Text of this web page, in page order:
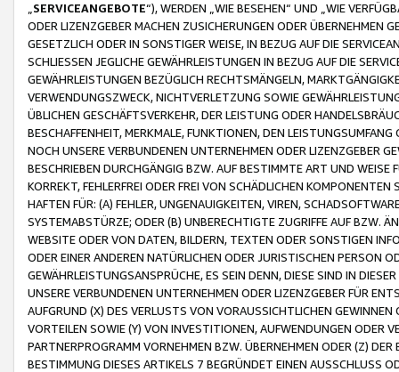
SERVICEANGEBOTE“), WERDEN „WIE BESEHEN“ UND „WIE
ODER LIZENZGEBER MACHEN ZUSICHERUNGEN ODER ÜBERNEHMEN
GESETZLICH ODER IN SONSTIGER WEISE, IN BEZUG AUF DIE
SCHLIESSEN JEGLICHE GEWÄHRLEISTUNGEN IN BEZUG AUF DIE
GEWÄHRLEISTUNGEN BEZÜGLICH RECHTSMÄNGELN,
VERWENDUNGSZWECK, NICHTVERLETZUNG SOWIE
ÜBLICHEN GESCHÄFTSVERKEHR, DER LEISTUNG ODER
BESCHAFFENHEIT, MERKMALE, FUNKTIONEN, DEN
NOCH UNSERE VERBUNDENEN UNTERNEHMEN ODER LIZENZGEBER
BESCHRIEBEN DURCHGÄNGIG BZW. AUF BESTIMMTE ART UND
KORREKT, FEHLERFREI ODER FREI VON SCHÄDLICHEN
HAFTEN FÜR: (A) FEHLER, UNGENAUIGKEITEN, VIREN,
SYSTEMABSTÜRZE; ODER (B) UNBERECHTIGTE ZUGRIFFE AUF BZW.
WEBSITE ODER VON DATEN, BILDERN, TEXTEN ODER SONSTIGEN
ODER EINER ANDEREN NATÜRLICHEN ODER JURISTISCHEN PERSON
GEWÄHRLEISTUNGSANSPRÜCHE, ES SEIN DENN, DIESE SIND IN
UNSERE VERBUNDENEN UNTERNEHMEN ODER LIZENZGEBER FÜR
AUFGRUND (X) DES VERLUSTS VON VORAUSSICHTLICHEN
VORTEILEN SOWIE (Y) VON INVESTITIONEN, AUFWENDUNGEN ODER
PARTNERPROGRAMM VORNEHMEN BZW. ÜBERNEHMEN ODER (Z)
BESTIMMUNG DIESES ARTIKELS 7 BEGRÜNDET EINEN AUSSCHLUSS